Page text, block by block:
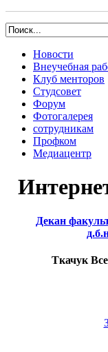
Новости
Внеучебная
Клуб менторов
Студсовет
Форум
Фотогалерея
сотрудникам
Профком
Медиацентр
Декан
Ткачук